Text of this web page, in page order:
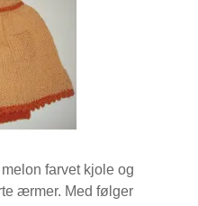
farvet kjole og
ærmer. Med følger